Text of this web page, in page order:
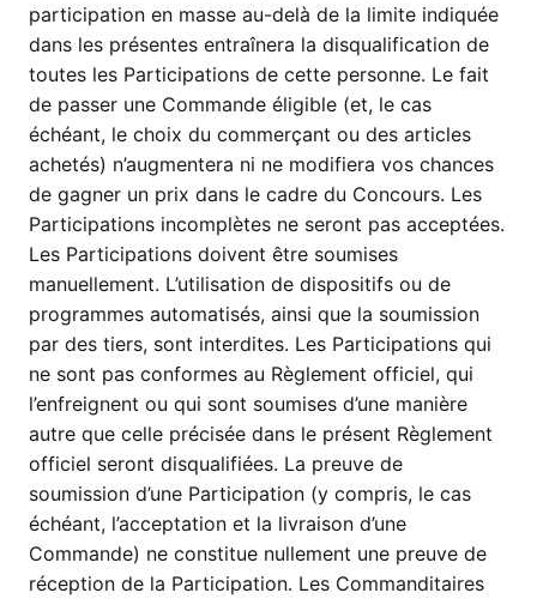
participation en masse au-delà de la limite indiquée
dans les présentes entraînera la disqualification de
toutes les Participations de cette personne. Le fait
de passer une Commande éligible (et, le cas
échéant, le choix du commerçant ou des articles
achetés) n’augmentera ni ne modifiera vos chances
de gagner un prix dans le cadre du Concours. Les
Participations incomplètes ne seront pas acceptées.
Les Participations doivent être soumises
manuellement. L’utilisation de dispositifs ou de
programmes automatisés, ainsi que la soumission
par des tiers, sont interdites. Les Participations qui
ne sont pas conformes au Règlement officiel, qui
l’enfreignent ou qui sont soumises d’une manière
autre que celle précisée dans le présent Règlement
officiel seront disqualifiées. La preuve de
soumission d’une Participation (y compris, le cas
échéant, l’acceptation et la livraison d’une
Commande) ne constitue nullement une preuve de
réception de la Participation. Les Commanditaires